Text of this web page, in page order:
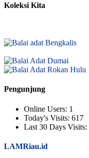
Koleksi Kita
Pengunjung
Online Users: 1
Today's Visits: 617
Last 30 Days Visits:
LAMRiau.id